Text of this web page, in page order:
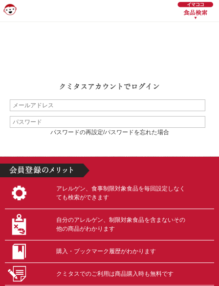
パスワードの再設定/パスワードを忘れた場合
アレルゲン、食事制限対象食品を毎回設定しなく
ても検索ができます
自分のアレルゲン、制限対象食品を含まないその
他の商品がわかります
購入・ブックマーク履歴がわかります
クミタスでのご利用は商品購入時も無料です